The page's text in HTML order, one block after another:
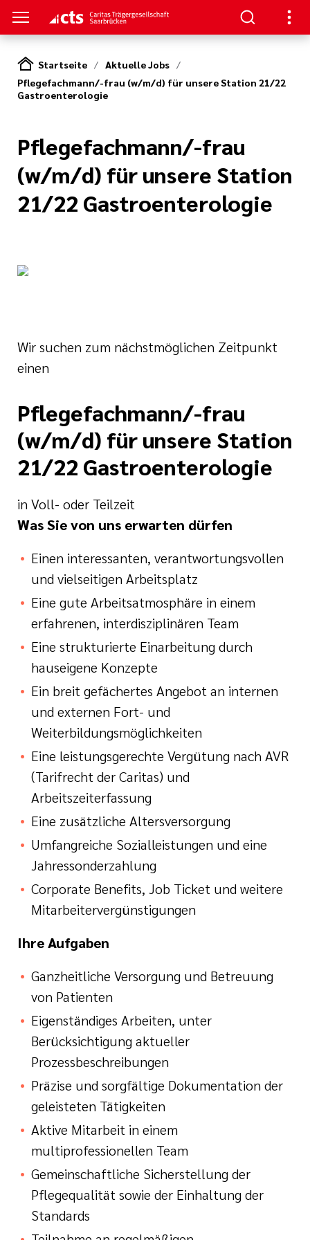
Startseite
Aktuelle Jobs
Pflegefachmann/-frau (w/m/d) für unsere Station 21/22
Gastroenterologie
Pflegefachmann/-frau
(w/m/d) für unsere Station
21/22 Gastroenterologie
Wir suchen zum nächstmöglichen Zeitpunkt
einen
Pflegefachmann/-frau
(w/m/d) für unsere Station
21/22 Gastroenterologie
in Voll- oder Teilzeit
Was Sie von uns erwarten dürfen
Einen interessanten, verantwortungsvollen
und vielseitigen Arbeitsplatz
Eine gute Arbeitsatmosphäre in einem
erfahrenen, interdisziplinären Team
Eine strukturierte Einarbeitung durch
hauseigene Konzepte
Ein breit gefächertes Angebot an internen
und externen Fort- und
Weiterbildungsmöglichkeiten
Eine leistungsgerechte Vergütung nach AVR
(Tarifrecht der Caritas) und
Arbeitszeiterfassung
Eine zusätzliche Altersversorgung
Umfangreiche Sozialleistungen und eine
Jahressonderzahlung
Corporate Benefits, Job Ticket und weitere
Mitarbeitervergünstigungen
Ihre Aufgaben
Ganzheitliche Versorgung und Betreuung
von Patienten
Eigenständiges Arbeiten, unter
Berücksichtigung aktueller
Prozessbeschreibungen
Präzise und sorgfältige Dokumentation der
geleisteten Tätigkeiten
Aktive Mitarbeit in einem
multiprofessionellen Team
Gemeinschaftliche Sicherstellung der
Pflegequalität sowie der Einhaltung der
Standards